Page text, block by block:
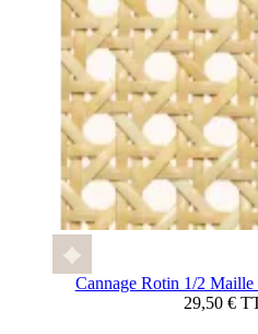
Cannage Rotin 1/2
29,50 €